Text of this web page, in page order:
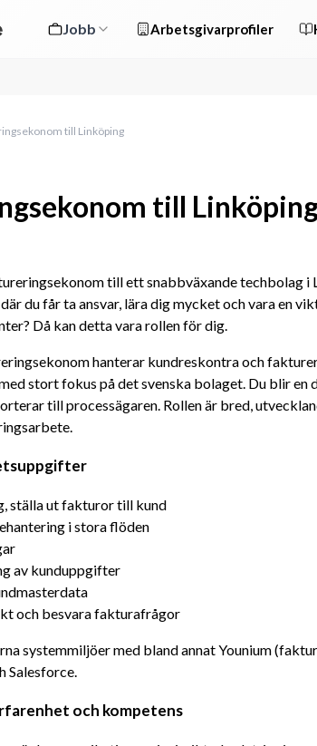
Jobb Arbetsgivarprofiler
till Linköping
till
till ett snabbväxande techbolag i
du får ta ansvar, lära dig mycket och vara en
Då kan detta vara rollen för dig.
hanterar kundreskontra och
stort fokus på det svenska bolaget. Du blir en
till processägaren. Rollen är bred,
ställa ut fakturor till kund
i stora flöden
av kunduppgifter
och besvara fakturafrågor
systemmiljöer med bland annat Younium
Salesforce.
och kompetens